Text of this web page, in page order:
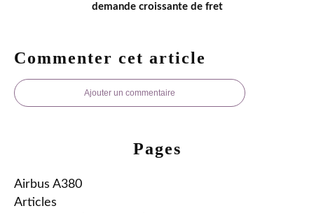
demande croissante de fret
Commenter cet article
Ajouter un commentaire
Pages
Airbus A380
Articles